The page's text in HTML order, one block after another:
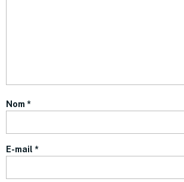
Nom *
E-mail *